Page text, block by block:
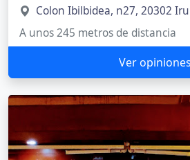
Colon Ibilbidea, n27, 20302
A unos 245 metros de distancia
Ver opiniones